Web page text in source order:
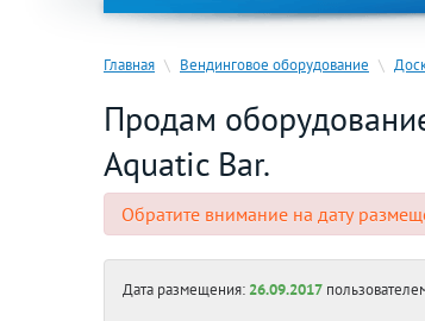
Главная \ Вендинговое оборудование \
Продам
Aquatic Bar.
Обратите внимание на дату
Дата размещения: 26.09.2017